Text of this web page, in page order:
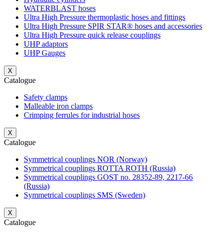
WATERBLAST hoses
Ultra High Pressure thermoplastic hoses and fittings
Ultra High Pressure SPIR STAR® hoses and accessories
Ultra High Pressure quick release couplings
UHP adaptors
UHP Gauges
X
Catalogue
Safety clamps
Malleable iron clamps
Crimping ferrules for industrial hoses
X
Catalogue
Symmetrical couplings NOR (Norway)
Symmetrical couplings ROTTA ROTH (Russia)
Symmetrical couplings GOST no. 28352-89, 2217-66
(Russia)
Symmetrical couplings SMS (Sweden)
X
Catalogue